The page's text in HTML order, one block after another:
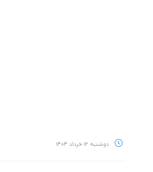
دوشنبه ۱۲ خرداد ۱۴۰۴